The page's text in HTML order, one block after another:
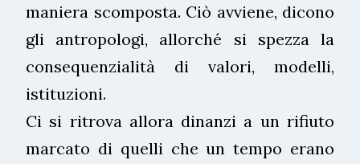
maniera scomposta. Ciò avviene, dicono
gli antropologi, allorché si spezza la
consequenzialità di valori, modelli,
istituzioni.
Ci si ritrova allora dinanzi a un rifiuto
marcato di quelli che un tempo erano